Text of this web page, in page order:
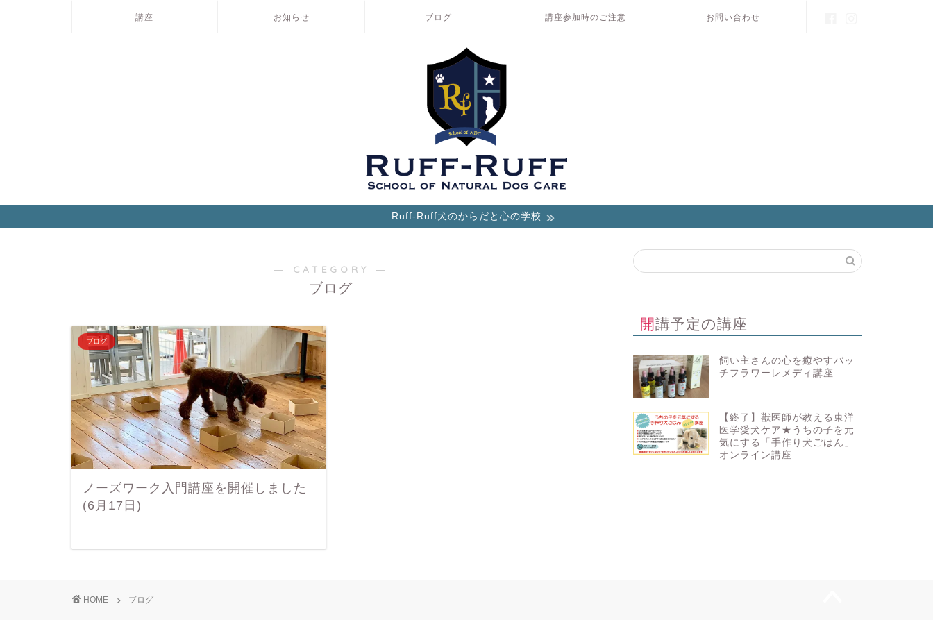
講座 お知らせ ブログ 講座参加時のご注意 お問い合わせ
Ruff-Ruff犬のからだと心の学校
― CATEGORY ―
ブログ
ブログ
ノーズワーク入門講座を開催しました
(6月17日)
開講予定の講座
飼い主さんの心を癒やすバッ
チフラワーレメディ講座
【終了】獣医師が教える東洋
医学愛犬ケア★うちの子を元
気にする「手作り犬ごはん」
オンライン講座
HOME ブログ